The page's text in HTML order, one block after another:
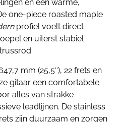
en een warme,
one-piece roasted maple
profiel voelt direct
en uiterst stabiel
mm (25,5″), 22 frets en
gitaar een comfortabele
alles van strakke
leadlijnen. De stainless
zijn duurzaam en zorgen